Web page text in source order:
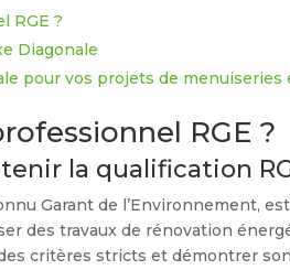
RGE ?
Diagonale
pour vos projets de menuiseries
RGE ?
la qualification
Garant de l’Environnement,
des travaux de rénovation
critères stricts et démontrer